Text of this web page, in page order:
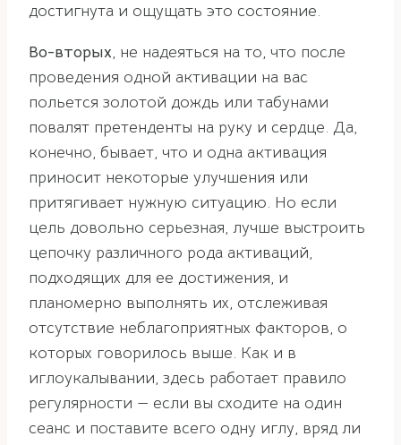
достигнута и ощущать это состояние.
Во-вторых, не надеяться на то, что после
проведения одной активации на вас
польется золотой дождь или табунами
повалят претенденты на руку и сердце. Да,
конечно, бывает, что и одна активация
приносит некоторые улучшения или
притягивает нужную ситуацию. Но если
цель довольно серьезная, лучше выстроить
цепочку различного рода активаций,
подходящих для ее достижения, и
планомерно выполнять их, отслеживая
отсутствие неблагоприятных факторов, о
которых говорилось выше. Как и в
иглоукалывании, здесь работает правило
регулярности — если вы сходите на один
сеанс и поставите всего одну иглу, вряд ли